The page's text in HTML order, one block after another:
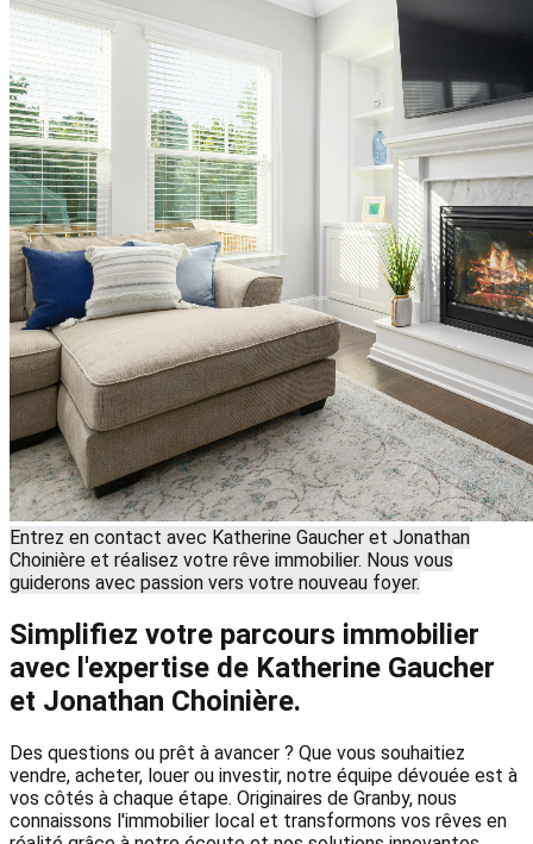
Entrez en contact avec Katherine Gaucher et Jonathan
Choinière et réalisez votre rêve immobilier. Nous vous
guiderons avec passion vers votre nouveau foyer.
Simplifiez votre parcours immobilier
avec l'expertise de Katherine Gaucher
et Jonathan Choinière.
Des questions ou prêt à avancer ? Que vous souhaitiez
vendre, acheter, louer ou investir, notre équipe dévouée est à
vos côtés à chaque étape. Originaires de Granby, nous
connaissons l'immobilier local et transformons vos rêves en